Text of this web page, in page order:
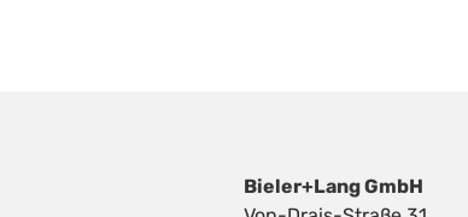
Bieler+Lang GmbH